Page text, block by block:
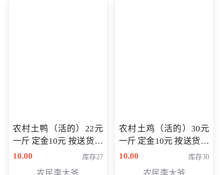
农村土鸭（活的）22元
一斤 定金10元 按送货交
付时秤重计算货款 定金
10.00 库存27
农村土鸡（活的）30元
一斤 定金10元 按送货交
付时秤重计算货款 定金
10.00 库存30